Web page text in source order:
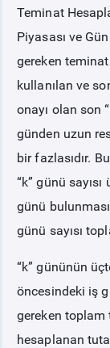
VADELİ
PİYASAKAYIT
SERBEST
MALİ
BÜLTENLER
DUYURULAR
BT HİZMET
Teminat
Piyasası ve
gereken teminat
kullanılan ve
onayı olan son
günden uzun
bir fazlasıdır.
“k” günü
günü
günü sayısı
“k” gününün
öncesindeki iş
gereken toplam
hesaplanan